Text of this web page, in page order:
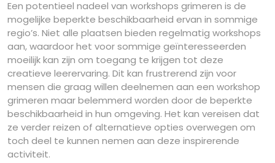
Een potentieel nadeel van workshops grimeren is de
mogelijke beperkte beschikbaarheid ervan in sommige
regio’s. Niet alle plaatsen bieden regelmatig workshops
aan, waardoor het voor sommige geïnteresseerden
moeilijk kan zijn om toegang te krijgen tot deze
creatieve leerervaring. Dit kan frustrerend zijn voor
mensen die graag willen deelnemen aan een workshop
grimeren maar belemmerd worden door de beperkte
beschikbaarheid in hun omgeving. Het kan vereisen dat
ze verder reizen of alternatieve opties overwegen om
toch deel te kunnen nemen aan deze inspirerende
activiteit.